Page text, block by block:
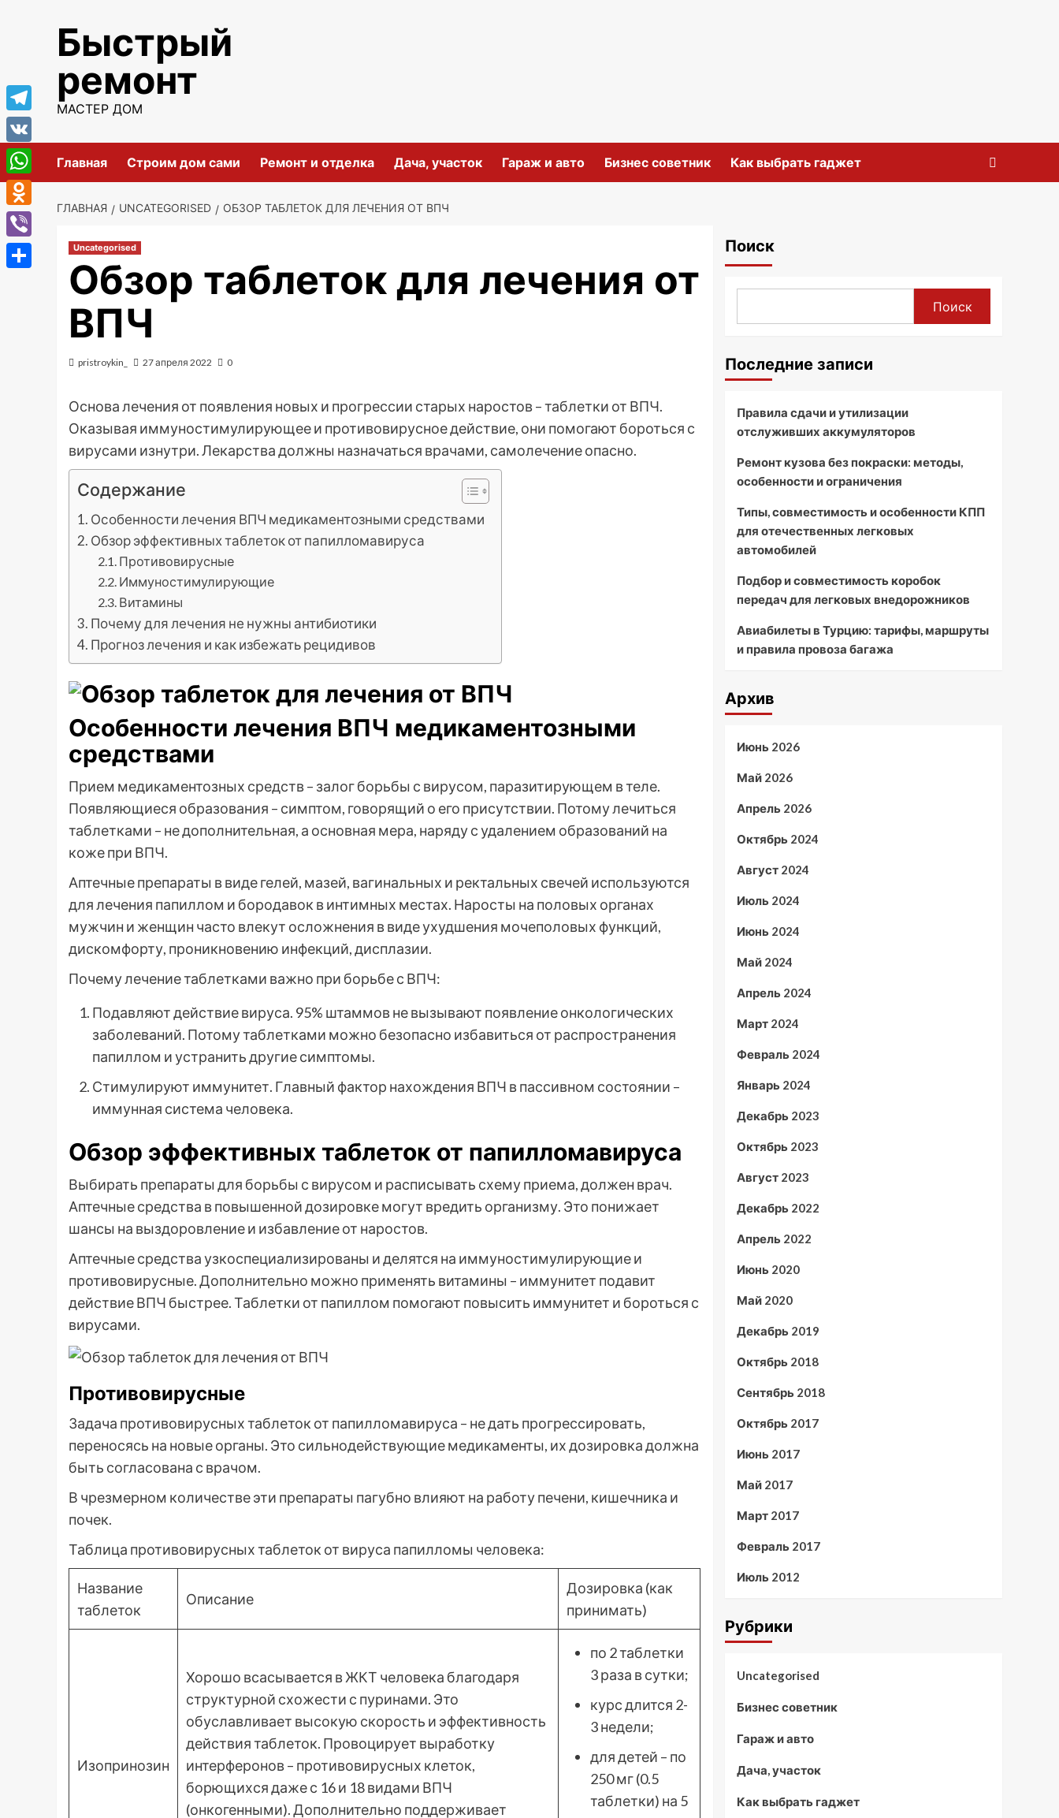
содержимомуБыстрый
ремонт
МАСТЕР ДОМ
Главная Строим дом сами Ремонт и отделка Дача, участок Гараж и авто Бизнес советник Как выбрать гаджет
ГЛАВНАЯ UNCATEGORISED ОБЗОР ТАБЛЕТОК ДЛЯ ЛЕЧЕНИЯ ОТ ВПЧ
Uncategorised
Обзор таблеток для лечения от
ВПЧ
pristroykin_ 27 апреля 2022 0
Основа лечения от появления новых и прогрессии старых наростов – таблетки от ВПЧ.
Оказывая иммуностимулирующее и противовирусное действие, они помогают бороться с
вирусами изнутри. Лекарства должны назначаться врачами, самолечение опасно.
Содержание
Особенности лечения ВПЧ медикаментозными средствами
Обзор эффективных таблеток от папилломавируса
Противовирусные
Иммуностимулирующие
Витамины
Почему для лечения не нужны антибиотики
Прогноз лечения и как избежать рецидивов
Особенности лечения ВПЧ медикаментозными
средствами
Прием медикаментозных средств – залог борьбы с вирусом, паразитирующем в теле.
Появляющиеся образования – симптом, говорящий о его присутствии. Потому лечиться
таблетками – не дополнительная, а основная мера, наряду с удалением образований на
коже при ВПЧ.
Аптечные препараты в виде гелей, мазей, вагинальных и ректальных свечей используются
для лечения папиллом и бородавок в интимных местах. Наросты на половых органах
мужчин и женщин часто влекут осложнения в виде ухудшения мочеполовых функций,
дискомфорту, проникновению инфекций, дисплазии.
Почему лечение таблетками важно при борьбе с ВПЧ:
Подавляют действие вируса. 95% штаммов не вызывают появление онкологических
заболеваний. Потому таблетками можно безопасно избавиться от распространения
папиллом и устранить другие симптомы.
Стимулируют иммунитет. Главный фактор нахождения ВПЧ в пассивном состоянии –
иммунная система человека.
Обзор эффективных таблеток от папилломавируса
Выбирать препараты для борьбы с вирусом и расписывать схему приема, должен врач.
Аптечные средства в повышенной дозировке могут вредить организму. Это понижает
шансы на выздоровление и избавление от наростов.
Аптечные средства узкоспециализированы и делятся на иммуностимулирующие и
противовирусные. Дополнительно можно применять витамины – иммунитет подавит
действие ВПЧ быстрее. Таблетки от папиллом помогают повысить иммунитет и бороться с
вирусами.
Противовирусные
Задача противовирусных таблеток от папилломавируса – не дать прогрессировать,
переносясь на новые органы. Это сильнодействующие медикаменты, их дозировка должна
быть согласована с врачом.
В чрезмерном количестве эти препараты пагубно влияют на работу печени, кишечника и
почек.
Таблица противовирусных таблеток от вируса папилломы человека:
Название
таблеток
Описание
Дозировка (как
принимать)
Изопринозин
Хорошо всасывается в ЖКТ человека благодаря
структурной схожести с пуринами. Это
обуславливает высокую скорость и эффективность
действия таблеток. Провоцирует выработку
интерферонов – противовирусных клеток,
борющихся даже с 16 и 18 видами ВПЧ
(онкогенными). Дополнительно поддерживает
по 2 таблетки
3 раза в сутки;
курс длится 2-
3 недели;
для детей – по
250 мг (0.5
таблетки) на 5
Поиск
Поиск
Последние записи
Правила сдачи и утилизации
отслуживших аккумуляторов
Ремонт кузова без покраски: методы,
особенности и ограничения
Типы, совместимость и особенности КПП
для отечественных легковых
автомобилей
Подбор и совместимость коробок
передач для легковых внедорожников
Авиабилеты в Турцию: тарифы, маршруты
и правила провоза багажа
Архив
Июнь 2026
Май 2026
Апрель 2026
Октябрь 2024
Август 2024
Июль 2024
Июнь 2024
Май 2024
Апрель 2024
Март 2024
Февраль 2024
Январь 2024
Декабрь 2023
Октябрь 2023
Август 2023
Декабрь 2022
Апрель 2022
Июнь 2020
Май 2020
Декабрь 2019
Октябрь 2018
Сентябрь 2018
Октябрь 2017
Июнь 2017
Май 2017
Март 2017
Февраль 2017
Июль 2012
Рубрики
Uncategorised
Бизнес советник
Гараж и авто
Дача, участок
Как выбрать гаджет
Telegram
VK
WhatsApp
Odnoklassniki
Viber
Отправить